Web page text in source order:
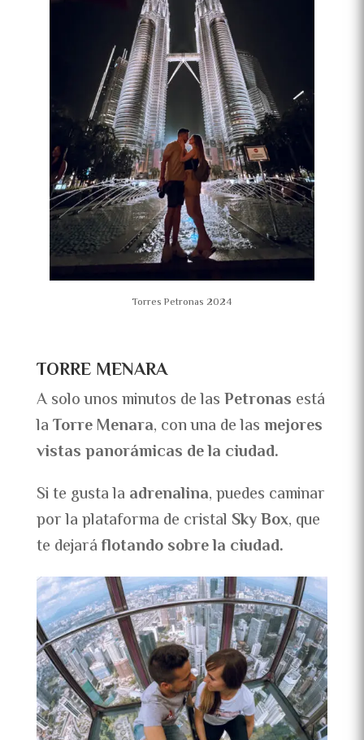
Torres Petronas 2024
TORRE MENARA
A solo unos minutos de lasPetronas está
laTorre Menara, con una de lasmejores
vistas panorámicas de la ciudad.
Si te gusta la adrenalina, puedes caminar
por la plataforma de cristal Sky Box, que
te dejaráflotando sobre la ciudad.